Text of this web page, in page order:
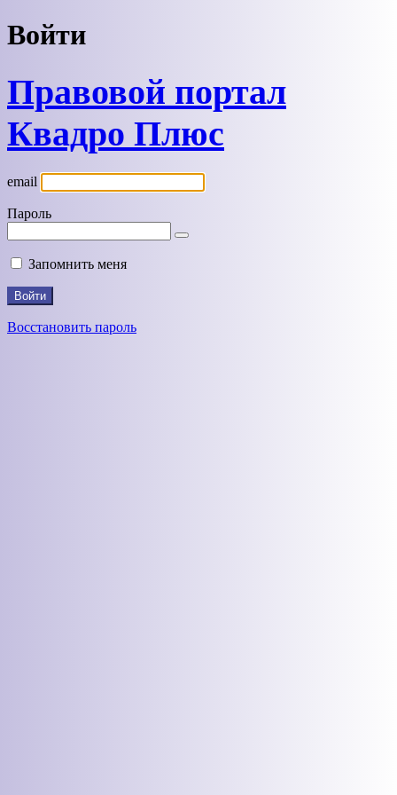
Войти
Правовой портал
Квадро Плюс
email
Пароль
Запомнить меня
Восстановить пароль